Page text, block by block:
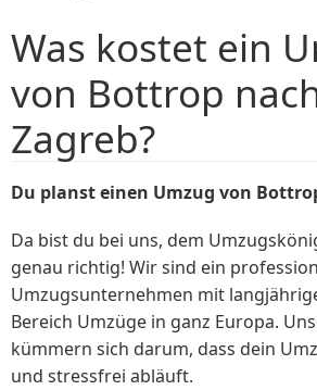
Was kostet ein
von Bottrop
Zagreb?
Du planst einen Umzug von
Da bist du bei uns, dem
genau richtig! Wir sind ein
Umzugsunternehmen mit
Bereich Umzüge in ganz Europa.
kümmern sich darum, dass dein
und stressfrei abläuft.